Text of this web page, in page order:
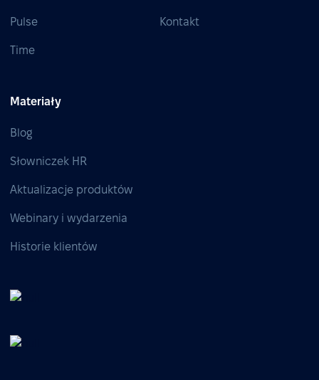
Pulse
Time
Kontakt
Materiały
Blog
Słowniczek HR
Aktualizacje produktów
Webinary i wydarzenia
Historie klientów